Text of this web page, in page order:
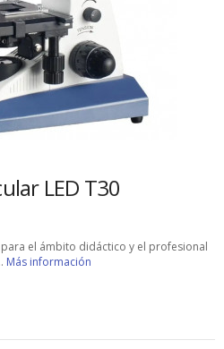
LED T30
el ámbito didáctico y el profesional
Más información